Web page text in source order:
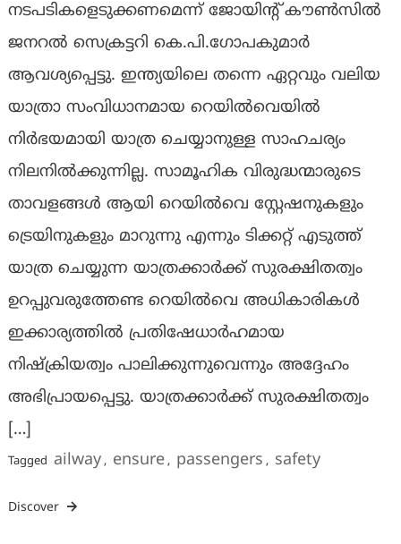
നടപടികളെടുക്കണമെന്ന് ജോയിന്റ് കൗണ്‍സില്‍
ജനറല്‍ സെക്രട്ടറി കെ.പി.ഗോപകുമാര്‍
ആവശ്യപ്പെട്ടു. ഇന്ത്യയിലെ തന്നെ ഏറ്റവും വലിയ
യാത്രാ സംവിധാനമായ റെയില്‍വെയില്‍
നിര്‍ഭയമായി യാത്ര ചെയ്യാനുള്ള സാഹചര്യം
നിലനില്‍ക്കുന്നില്ല. സാമൂഹിക വിരുദ്ധന്മാരുടെ
താവളങ്ങള്‍ ആയി റെയില്‍വെ സ്റ്റേഷനുകളും
ട്രെയിനുകളും മാറുന്നു എന്നും ടിക്കറ്റ് എടുത്ത്
യാത്ര ചെയ്യുന്ന യാത്രക്കാര്‍ക്ക് സുരക്ഷിതത്വം
ഉറപ്പുവരുത്തേണ്ട റെയില്‍വെ അധികാരികള്‍
ഇക്കാര്യത്തില്‍ പ്രതിഷേധാര്‍ഹമായ
നിഷ്‌ക്രിയത്വം പാലിക്കുന്നുവെന്നും അദ്ദേഹം
അഭിപ്രായപ്പെട്ടു. യാത്രക്കാര്‍ക്ക് സുരക്ഷിതത്വം
[…]
Tagged ailway, ensure, passengers , safety
Discover